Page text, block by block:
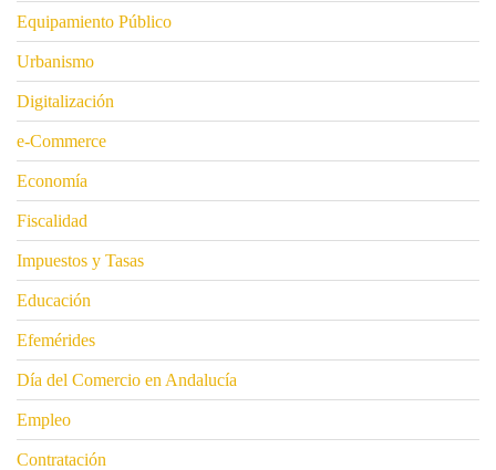
Equipamiento Público
Urbanismo
Digitalización
e-Commerce
Economía
Fiscalidad
Impuestos y Tasas
Educación
Efemérides
Día del Comercio en Andalucía
Empleo
Contratación